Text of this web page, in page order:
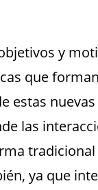
y
que
estas
las
tradicional
ya que